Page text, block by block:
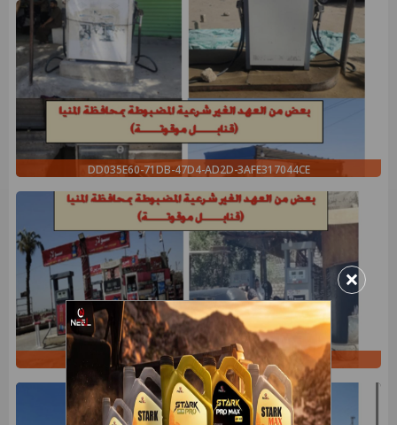
DD035E60-71DB-47D4-AD2D-3AFE317044CE
358AFF27-7279-4D00-9DAC-4F94CF7DB2A0
×